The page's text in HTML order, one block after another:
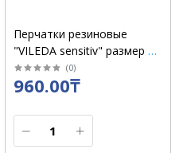
Перчатки резиновые
"VILEDA sensitiv" размер L
большой (0)
960.00₸